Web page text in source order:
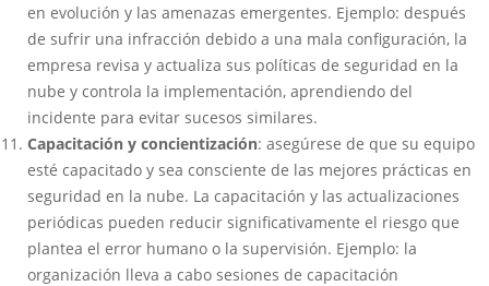
en evolución y las amenazas emergentes. Ejemplo: después
de sufrir una infracción debido a una mala configuración, la
empresa revisa y actualiza sus políticas de seguridad en la
nube y controla la implementación, aprendiendo del
incidente para evitar sucesos similares.
Capacitación y concientización: asegúrese de que su equipo
esté capacitado y sea consciente de las mejores prácticas en
seguridad en la nube. La capacitación y las actualizaciones
periódicas pueden reducir significativamente el riesgo que
plantea el error humano o la supervisión. Ejemplo: la
organización lleva a cabo sesiones de capacitación